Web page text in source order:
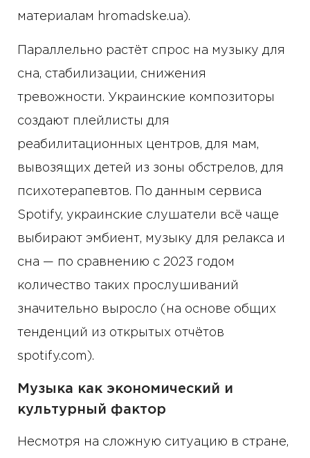
материалам hromadske.ua).
Параллельно растёт спрос на музыку для
сна, стабилизации, снижения
тревожности. Украинские композиторы
создают плейлисты для
реабилитационных центров, для мам,
вывозящих детей из зоны обстрелов, для
психотерапевтов. По данным сервиса
Spotify, украинские слушатели всё чаще
выбирают эмбиент, музыку для релакса и
сна — по сравнению с 2023 годом
количество таких прослушиваний
значительно выросло (на основе общих
тенденций из открытых отчётов
spotify.com).
Музыка как экономический и
культурный фактор
Несмотря на сложную ситуацию в стране,